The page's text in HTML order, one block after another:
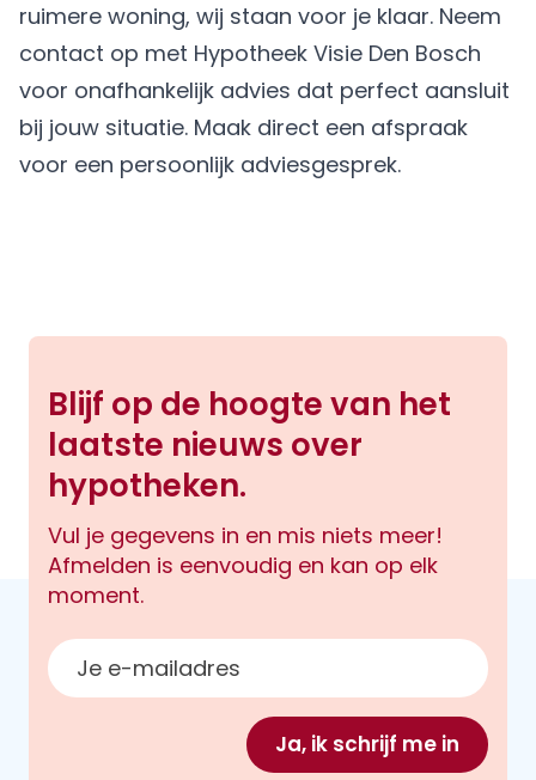
ruimere woning, wij staan voor je klaar. Neem
contact op met Hypotheek Visie Den Bosch
voor onafhankelijk advies dat perfect aansluit
bij jouw situatie. Maak direct een afspraak
voor een persoonlijk adviesgesprek.
Blijf op de hoogte van het
laatste nieuws over
hypotheken.
Vul je gegevens in en mis niets meer!
Afmelden is eenvoudig en kan op elk
moment.
E-mailadres
Ja, ik schrijf me in